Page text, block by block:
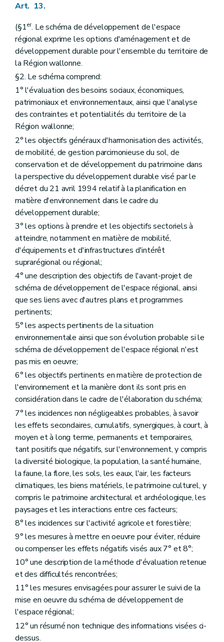
Chapitre X
Section première
De l'instruction des demandes de permis de bâtir
Sous-section première Des demandes nécessitant l'avis conforme du fonctionnaire délégué
Art. 316
Art. 317
Art. 318
Art. 319
Art. 320
Sous-section 2 Des demandes ne nécessitant pas l'avis du fonctionnaire délégué
Art. 321
Art. 322
Sous-section 3 Des demandes de dérogations à un permis de lotir ou à un plan particulier d'aménagement
Art. 323
Section 2
De l'instruction des demandes de permis de lotir
Sous-section première Des demandes nécessitant l'avis conforme du fonctionnaire délégué
Art. 324
Art. 325
Art. 326
Art. 327
Sous-section 2 Des demandes ne nécessitant pas l'avis conforme du fonctionnaire délégué
Art. 328
Sous-section 3
Art. 329
Chapitre XI (Des demandes de permis d'urbanisme, de permis de lotir et de certificats d'urbanisme soumises à une enquête publique et des modalités de ces enquêtes publiques
Section première Des demandes de permis d'urbanisme, de permis de lotir et de certificats d'urbanisme soumises à une enquête publique
Art. 330
Art. 331
Section 2
Des modalités des enquêtes publiques
Art. 332
Art. 333
Art. 334
Art. 337
Art. 338
Art. 339
Art. 340
Art. 341
Art. 342
Art. 343
Art. 344 à 380
Chapitre XII (De la forme des décisions prises, en matière de permis d'urbanisme, de permis d'urbanisation et de modifications de permis d'urbanisation et de permis de lotir par le collège communal – AGW du 3 juin 2010, art. 1
Art. 381
Art. 382
Art. 383
Chapitre XIII (De la forme des décisions prises, en matière de permis d'urbanisme, de permis d'urbanisation et de modifications de permis d'urbanisation et de permis de lotir, en application de l'article
118
– AGW du 3 juin 2010, art. 2 )
Art. 384
Art. 385
Art. 386
Chapitre XIV (De la forme des décisions prises, en matière de permis d'urbanisme, de permis d'urbanisation et de modifications de permis d'urbanisation et de permis de lotir, en application des articles
121
et
127
– AGW du 3 juin 2010, art. 3 )
Art. 387
Art. 388
Art. 388/1
Art. 388/2
Art. 388/3
Art. 388/4
Art. 388/5
Chapitre XV Des fonctionnaires délégués pour l'application des articles 67, 69, 70, 71 et 77 (lire « articles 155, §2, 157, 158, 159 et 165 »)
Art. 13.
(§1er. Le schéma de développement de l'espace
régional exprime les options d'aménagement et de
développement durable pour l'ensemble du territoire de
la Région wallonne.
§2. Le schéma comprend:
1° l'évaluation des besoins sociaux, économiques,
patrimoniaux et environnementaux, ainsi que l'analyse
des contraintes et potentialités du territoire de la
Région wallonne;
2° les objectifs généraux d'harmonisation des activités,
de mobilité, de gestion parcimonieuse du sol, de
conservation et de développement du patrimoine dans
la perspective du développement durable visé par le
décret du 21 avril 1994 relatif à la planification en
matière d'environnement dans le cadre du
développement durable;
3° les options à prendre et les objectifs sectoriels à
atteindre, notamment en matière de mobilité,
d'équipements et d'infrastructures d'intérêt
suprarégional ou régional;
4° une description des objectifs de l'avant-projet de
schéma de développement de l'espace régional, ainsi
que ses liens avec d'autres plans et programmes
pertinents;
5° les aspects pertinents de la situation
environnementale ainsi que son évolution probable si le
schéma de développement de l'espace régional n'est
pas mis en oeuvre;
6° les objectifs pertinents en matière de protection de
l'environnement et la manière dont ils sont pris en
considération dans le cadre de l'élaboration du schéma;
7° les incidences non négligeables probables, à savoir
les effets secondaires, cumulatifs, synergiques, à court, à
moyen et à long terme, permanents et temporaires,
tant positifs que négatifs, sur l'environnement, y compris
la diversité biologique, la population, la santé humaine,
la faune, la flore, les sols, les eaux, l'air, les facteurs
climatiques, les biens matériels, le patrimoine culturel, y
compris le patrimoine architectural et archéologique, les
paysages et les interactions entre ces facteurs;
8° les incidences sur l'activité agricole et forestière;
9° les mesures à mettre en oeuvre pour éviter, réduire
ou compenser les effets négatifs visés aux 7° et 8°;
10° une description de la méthode d'évaluation retenue
et des difficultés rencontrées;
11° les mesures envisagées pour assurer le suivi de la
mise en oeuvre du schéma de développement de
l'espace régional;
12° un résumé non technique des informations visées ci-
dessus.